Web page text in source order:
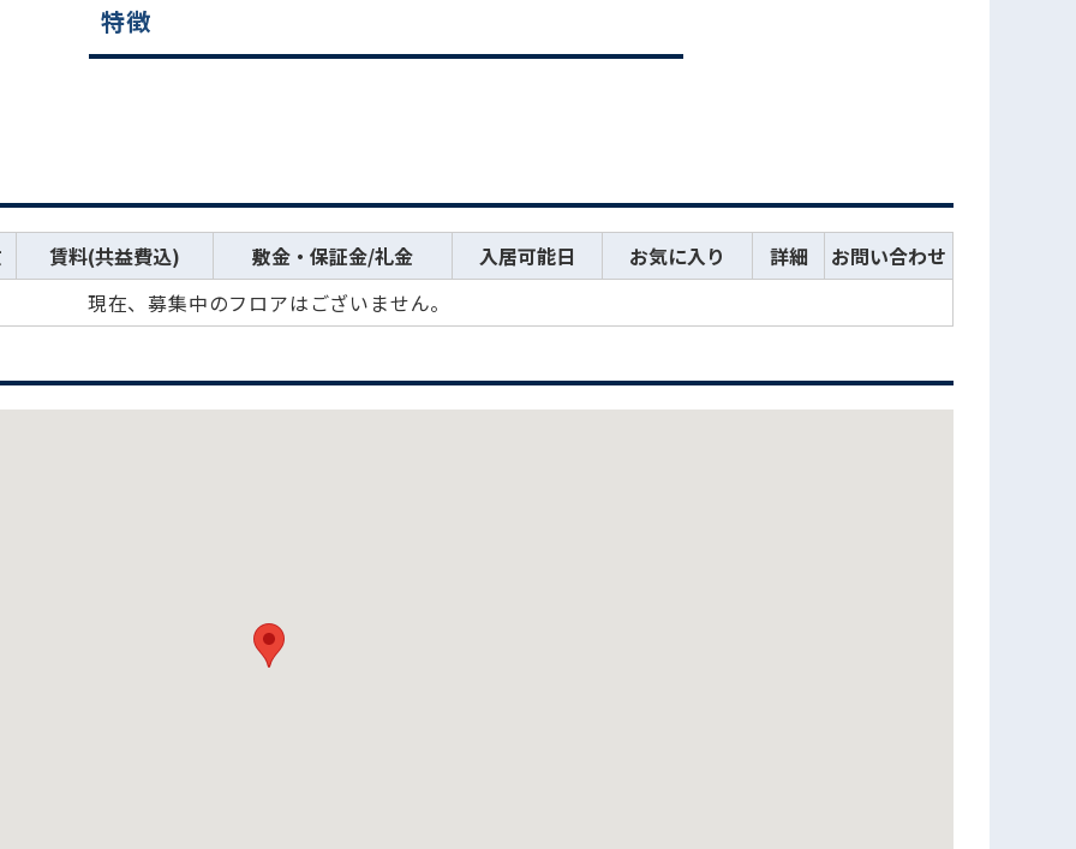
特徴
賃料(共益費込) 敷金・保証金/礼金 入居可能日 お気に入り 詳細
お問い合わせ
現在、募集中のフロアはございません。